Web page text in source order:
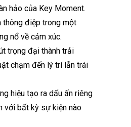
hảo của Key Moment.
thông điệp trong một
nổ về cảm xúc.
trọng đại thành trải
chạm đến lý trí lẫn trái
hiệu tạo ra dấu ấn riêng
với bất kỳ sự kiện nào